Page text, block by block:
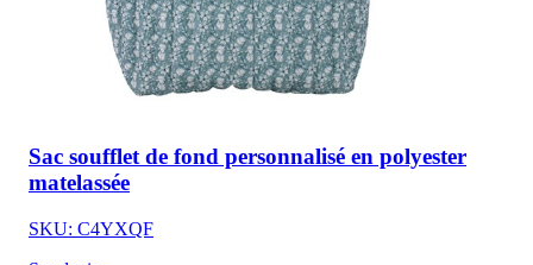
Sac soufflet de fond personnalisé en polyester
matelassée
SKU: C4YXQF